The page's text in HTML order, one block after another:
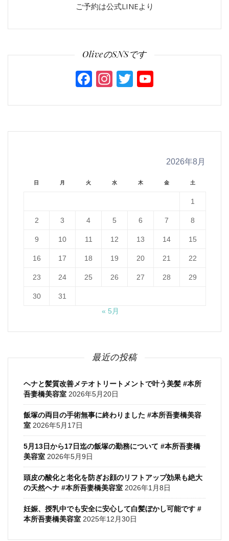
ご予約は公式LINEより
OliveのSNSです
Facebook
Instagram
Twitter
2026年8月
日 月 火 水 木 金 土
1
2 3 4 5 6 7 8
9 10 11 12 13 14 15
16 17 18 19 20 21 22
23 24 25 26 27 28 29
30
31
« 5月
最近の投稿
ヘナと髪質改善メテオトリートメントで叶う美髪 #本所
吾妻橋美容室 2026年5月20日
飯塚の両目の手術無事に終わりました #本所吾妻橋美容
室 2026年5月17日
5月13日から17日迄の飯塚の勤務について #本所吾妻橋
美容室 2026年5月9日
頭皮の酸化と老化を防ぎお顔のリフトアップ効果も絶大
の天然ヘナ #本所吾妻橋美容室 2026年1月8日
妊娠、授乳中でも安全に安心して白髪ぼかし可能です #
本所吾妻橋美容室 2025年12月30日